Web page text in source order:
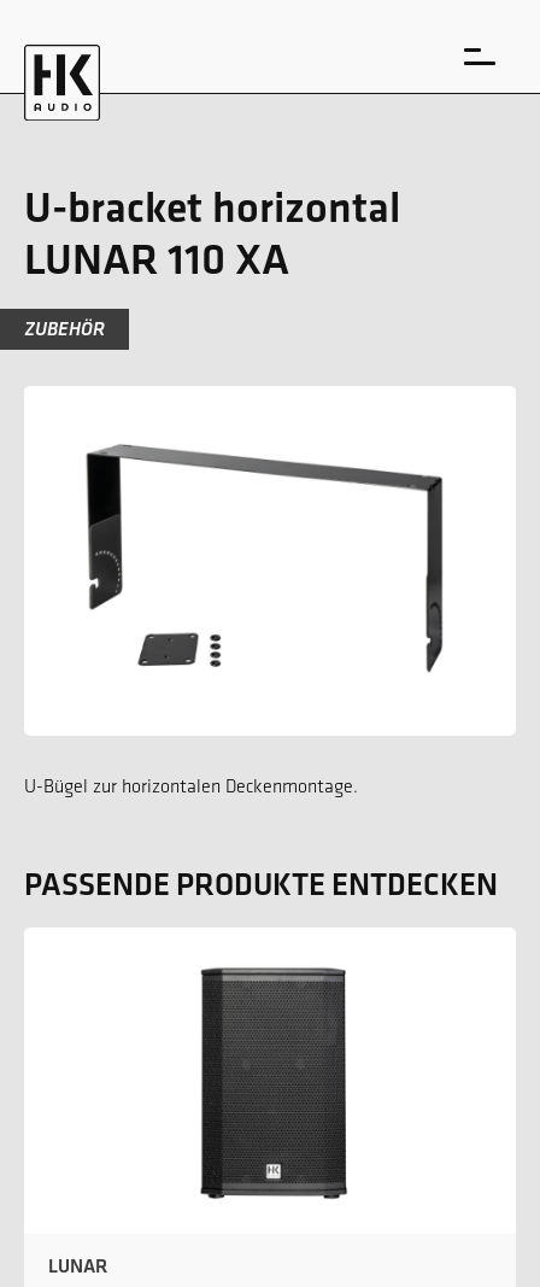
U-bracket horizontal
LUNAR 110 XA
ZUBEHÖR
U-Bügel zur horizontalen Deckenmontage.
PASSENDE PRODUKTE ENTDECKEN
LUNAR